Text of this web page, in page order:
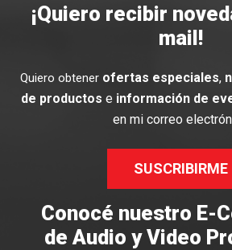
¡Quiero recibir
mail!
Quiero obtener ofertas especiales,
de productos e información de
en mi correo
SUSCRIBIRME
Conocé nuestro E-
de Audio y Video